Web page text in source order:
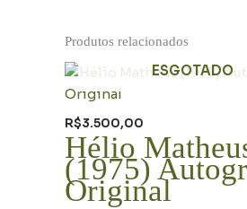
Produtos relacionados
ESGOTADO
R$3.500,00
Hélio
(1975)
Original